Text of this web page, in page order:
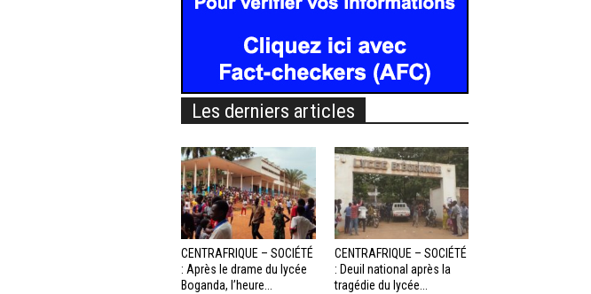
Les derniers articles
CENTRAFRIQUE – SOCIÉTÉ
: Après le drame du lycée
Boganda, l’heure...
CENTRAFRIQUE – SOCIÉTÉ
: Deuil national après la
tragédie du lycée...